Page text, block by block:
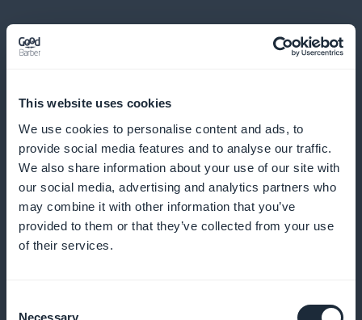
This website uses cookies
We use cookies to personalise content and ads, to
provide social media features and to analyse our traffic.
We also share information about your use of our site with
our social media, advertising and analytics partners who
may combine it with other information that you’ve
provided to them or that they’ve collected from your use
of their services.
Necessary
Et bien d’autres choses...
Analyse de l'engagement utilisateur
Mesurez l'efficacité de vos contenus et ajustez vos